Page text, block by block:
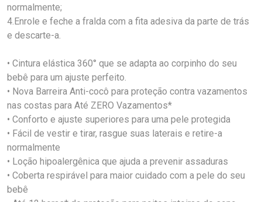
normalmente;
4.Enrole e feche a fralda com a fita adesiva da parte de trás
e descarte-a.
• Cintura elástica 360° que se adapta ao corpinho do seu
bebê para um ajuste perfeito.
• Nova Barreira Anti-cocô para proteção contra vazamentos
nas costas para Até ZERO Vazamentos*
• Conforto e ajuste superiores para uma pele protegida
• Fácil de vestir e tirar, rasgue suas laterais e retire-a
normalmente
• Loção hipoalergênica que ajuda a prevenir assaduras
• Coberta respirável para maior cuidado com a pele do seu
bebê